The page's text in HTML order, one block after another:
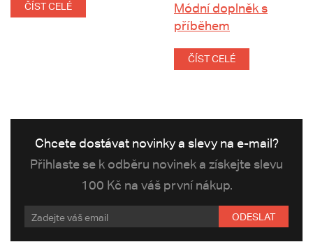
ČÍST CELÉ
Módní doplněk s
příběhem
ČÍST CELÉ
Chcete dostávat novinky a slevy na e-mail?
Přihlaste se k odběru novinek a získejte slevu
100 Kč na váš první nákup.
ODESLAT